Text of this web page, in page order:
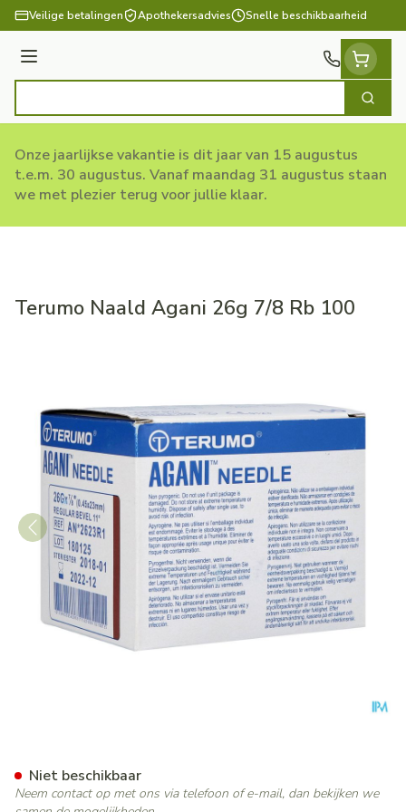
Ga naar de inhoud
Veilige betalingen Apothekersadvies Snelle beschikbaarheid
Menu
Zoek
Onze jaarlijkse vakantie is dit jaar van 15 augustus
t.e.m. 30 augustus. Vanaf maandag 31 augustus staan
we met plezier terug voor jullie klaar.
Terumo Naald Agani 26g 7/8 Rb 100
Niet beschikbaar
Neem contact op met ons via telefoon of e-mail, dan bekijken we